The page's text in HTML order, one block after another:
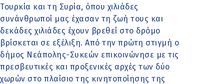
Τουρκία και τη Συρία, όπου χιλιάδες
συνάνθρωποί μας έχασαν τη ζωή τους και
δεκάδες χιλιάδες έχουν βρεθεί στο δρόμο
βρίσκεται σε εξέλιξη. Από την πρώτη στιγμή ο
δήμος Νεάπολης-Συκεών επικοινώνησε με τις
πρεσβευτικές και προξενικές αρχές των δύο
χωρών στο πλαίσιο της κινητοποίησης της